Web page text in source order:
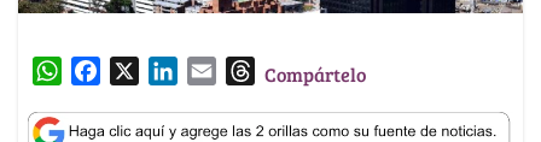
W
a
c
n
a
T
r
Compártelo